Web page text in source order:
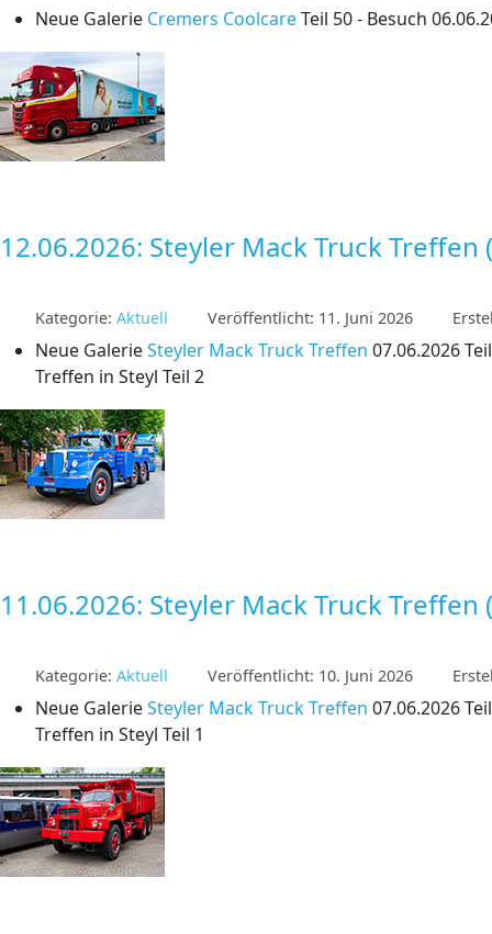
Neue Galerie Cremers CoolcareTeil 50 - Besuch
12.06.2026: Steyler Mack Truck Treffen
Kategorie: Aktuell Veröffentlicht: 11. Juni 2026
Neue GalerieSteyler Mack Truck Treffen 07.06.2026
Treffen in Steyl Teil 2
11.06.2026: Steyler Mack Truck Treffen
Kategorie: Aktuell Veröffentlicht: 10. Juni 2026
Neue GalerieSteyler Mack Truck Treffen 07.06.2026
Treffen in Steyl Teil 1